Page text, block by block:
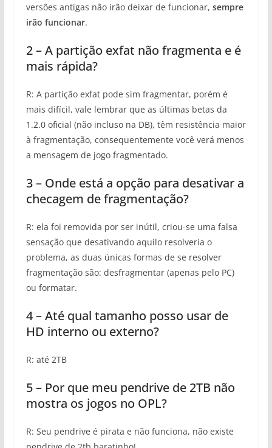
versões antigas não irão deixar de funcionar, sempre
irão funcionar.
2 – A partição exfat não fragmenta e é
mais rápida?
R: A partição exfat pode sim fragmentar, porém é
mais difícil, vale lembrar que as últimas betas da
1.2.0 oficial (não incluso na DB), têm resistência maior
à fragmentação, consequentemente você verá menos
a mensagem de jogo fragmentado.
3 – Onde está a opção para desativar a
checagem de fragmentação?
R: ela foi removida por ser inútil, criou-se uma falsa
sensação que desativando aquilo resolveria o
problema, as duas únicas formas de se resolver
fragmentação são: desfragmentar (apenas pelo PC)
ou formatar.
4 – Até qual tamanho posso usar de
HD interno ou externo?
R: até 2TB
5 – Por que meu pendrive de 2TB não
mostra os jogos no OPL?
R: Seu pendrive é pirata e não funciona, não existe